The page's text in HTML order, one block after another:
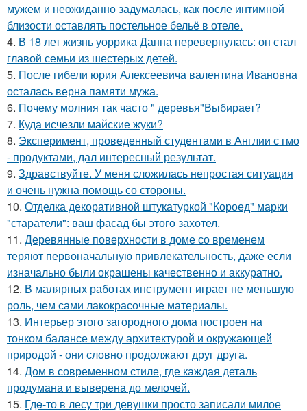
мужем и неожиданно задумалась, как после интимной
близости оставлять постельное бельё в отеле.
4. В 18 лет жизнь уоррика Данна перевернулась: он стал
главой семьи из шестерых детей.
5. После гибели юрия Алексеевича валентина Ивановна
осталась верна памяти мужа.
6. Почему молния так часто " деревья"Выбирает?
7. Куда исчезли майские жуки?
8. Эксперимент, проведенный студентами в Англии с гмо
- продуктами, дал интересный результат.
9. Здравствуйте. У меня сложилась непростая ситуация
и очень нужна помощь со стороны.
10. Отделка декоративной штукатуркой "Короед" марки
"старатели": ваш фасад бы этого захотел.
11. Деревянные поверхности в доме со временем
теряют первоначальную привлекательность, даже если
изначально были окрашены качественно и аккуратно.
12. В малярных работах инструмент играет не меньшую
роль, чем сами лакокрасочные материалы.
13. Интерьер этого загородного дома построен на
тонком балансе между архитектурой и окружающей
природой - они словно продолжают друг друга.
14. Дом в современном стиле, где каждая деталь
продумана и выверена до мелочей.
15. Гдe-то в лесу три девушки просто записали милое